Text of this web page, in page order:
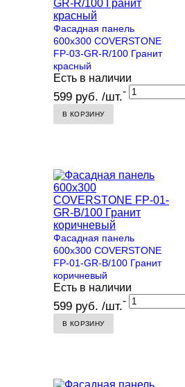
Фасадная панель
600х300 COVERSTONE
FP-03-GR-R/100 Гранит
красный
Есть в наличии
599 руб. /шт.-
В КОРЗИНУ
Фасадная панель
600х300 COVERSTONE
FP-01-GR-B/100 Гранит
коричневый
Есть в наличии
599 руб. /шт.-
В КОРЗИНУ